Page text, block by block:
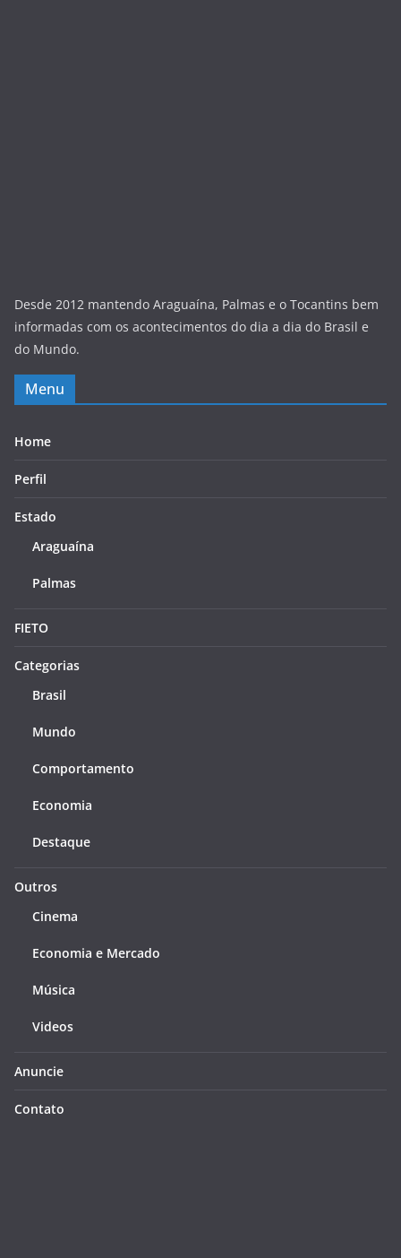
Desde 2012 mantendo Araguaína, Palmas e o Tocantins bem
informadas com os acontecimentos do dia a dia do Brasil e
do Mundo.
Menu
Home
Perfil
Estado
Araguaína
Palmas
FIETO
Categorias
Brasil
Mundo
Comportamento
Economia
Destaque
Outros
Cinema
Economia e Mercado
Música
Videos
Anuncie
Contato